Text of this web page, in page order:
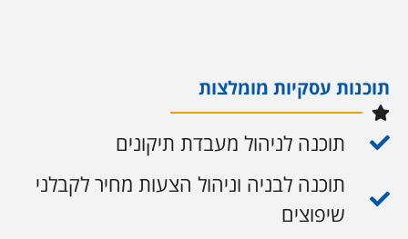
תוכנות עסקיות מומלצות
תוכנה לניהול מעבדת תיקונים
תוכנה לבניה וניהול הצעות מחיר לקבלני
שיפוצים